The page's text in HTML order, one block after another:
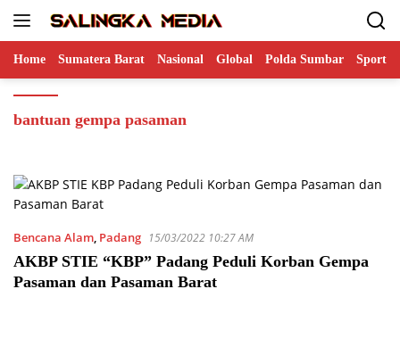
Home Sumatera Barat Nasional Global Polda Sumbar Sports
bantuan gempa pasaman
Bencana Alam, Padang 15/03/2022 10:27 AM
AKBP STIE “KBP” Padang Peduli Korban Gempa
Pasaman dan Pasaman Barat